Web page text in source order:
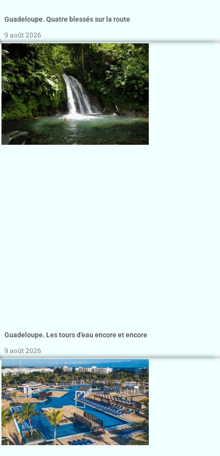
Guadeloupe. Quatre blessés sur la route
9 août 2026
Guadeloupe. Les tours d’eau encore et encore
9 août 2026